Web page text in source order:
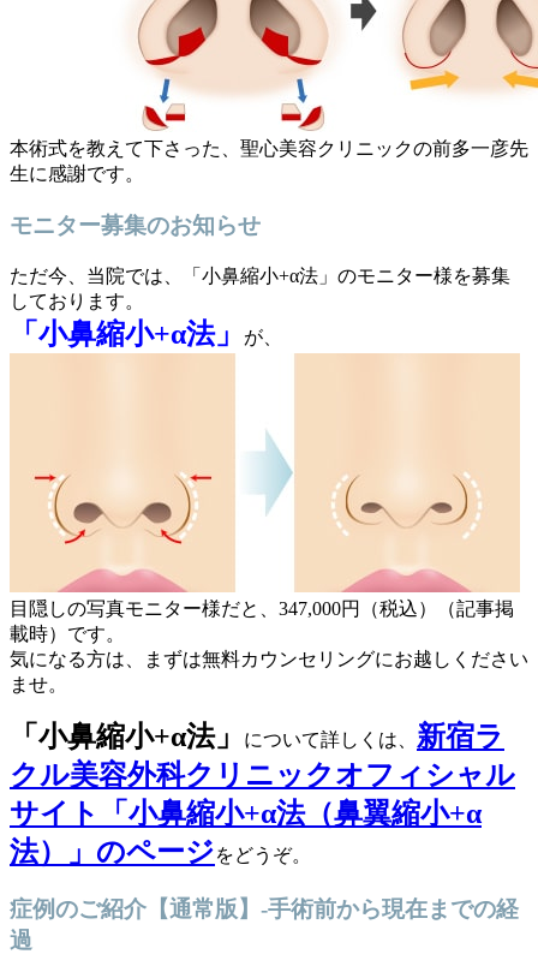
本術式を教えて下さった、聖心美容クリニックの前多一彦先
生に感謝です。
モニター募集のお知らせ
ただ今、当院では、「小鼻縮小+α法」のモニター様を募集
しております。
「小鼻縮小+α法」 が、
目隠しの写真モニター様だと、347,000円（税込）（記事掲
載時）です。
気になる方は、まずは無料カウンセリングにお越しください
ませ。
「小鼻縮小+α法」 について詳しくは、 新宿ラ
クル美容外科クリニックオフィシャル
サイト「小鼻縮小+α法（鼻翼縮小+α
法）」のページをどうぞ。
症例のご紹介【通常版】-手術前から現在までの経
過